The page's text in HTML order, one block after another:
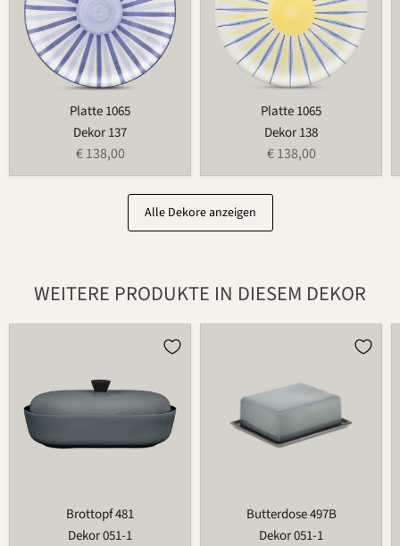
Platte 1065
Dekor 137
€ 138,00
Platte 1065
Dekor 138
€ 138,00
Alle Dekore anzeigen
WEITERE PRODUKTE IN DIESEM DEKOR
Brottopf 481
Dekor 051-1
Butterdose 497B
Dekor 051-1